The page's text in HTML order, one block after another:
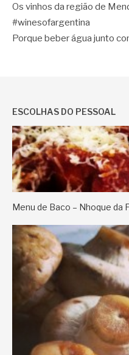
Os vinhos da região de
#winesofargentina
Porque beber água junto
ESCOLHAS DO PESSOAL
Menu de Baco – Nhoque da